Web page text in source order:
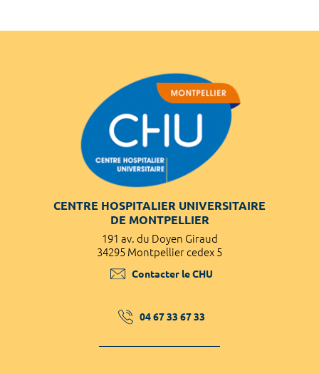
CENTRE HOSPITALIER UNIVERSITAIRE
DE MONTPELLIER
191 av. du Doyen Giraud
34295 Montpellier cedex 5
Contacter le CHU
04 67 33 67 33